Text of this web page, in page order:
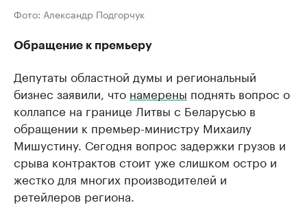
Фото: Александр Подгорчук
Обращение к премьеру
Депутаты областной думы и региональный
бизнес заявили, что намерены поднять вопрос о
коллапсе на границе Литвы с Беларусью в
обращении к премьер-министру Михаилу
Мишустину. Сегодня вопрос задержки грузов и
срыва контрактов стоит уже слишком остро и
жестко для многих производителей и
ретейлеров региона.